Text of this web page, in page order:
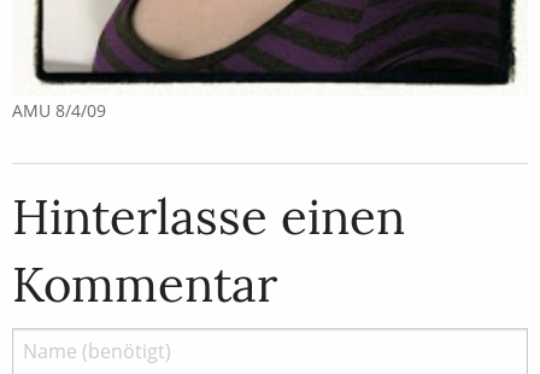
AMU 8/4/09
Hinterlasse einen
Kommentar